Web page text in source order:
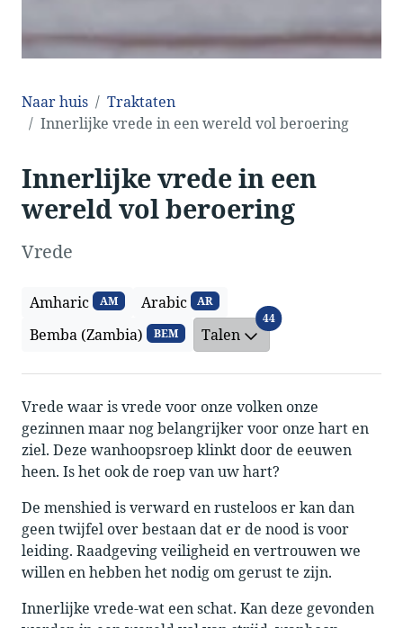
Naar huis
Traktaten
Innerlijke vrede in een wereld vol beroering
Innerlijke vrede in een
wereld vol beroering
Vrede
Amharic AM Arabic AR
Bemba (Zambia) BEM Talen
44Talen
Vrede waar is vrede voor onze volken onze
gezinnen maar nog belangrijker voor onze hart en
ziel. Deze wanhoopsroep klinkt door de eeuwen
heen. Is het ook de roep van uw hart?
De menshied is verward en rusteloos er kan dan
geen twijfel over bestaan dat er de nood is voor
leiding. Raadgeving veiligheid en vertrouwen we
willen en hebben het nodig om gerust te zijn.
Innerlijke vrede-wat een schat. Kan deze gevonden